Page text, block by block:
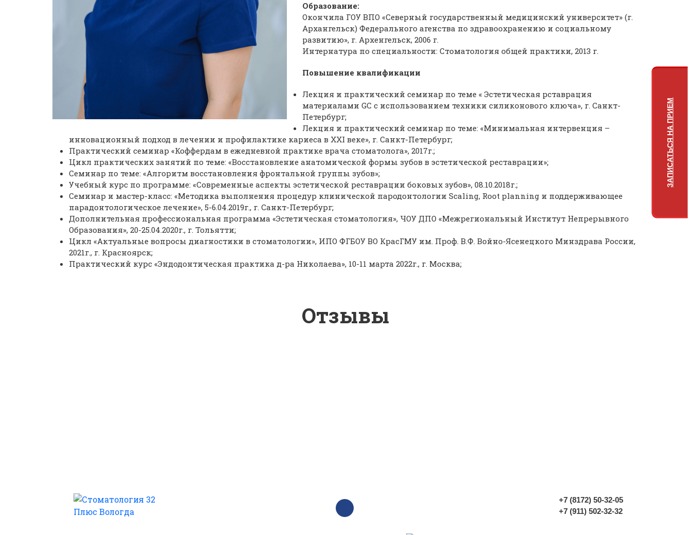
Образование:
Окончила ГОУ ВПО «Северный государственный медицинский университет» (г.
Архангельск) Федерального агенства по здравоохранению и социальному
развитию», г. Архенгельск, 2006 г.
Интернатура по специальности: Стоматология общей практики, 2013 г.
Повышение квалификации
Лекция и практический семинар по теме « Эстетическая рставрация
материалами GC с использованием техники силиконового ключа», г. Санкт-
Петербург;
Лекция и практический семинар по теме: «Минимальная интервенция –
инновационный подход в лечении и профилактике кариеса в ХХI веке», г. Санкт-Петербург;
Практический семинар «Коффердам в ежедневной практике врача стоматолога», 2017г.;
Цикл практических занятий по теме: «Восстановление анатомической формы зубов в эстетической реставрации»;
Семинар по теме: «Алгоритм восстановления фронтальной группы зубов»;
Учебный курс по программе: «Современные аспекты эстетической реставрации боковых зубов», 08.10.2018г.;
Семинар и мастер-класс: «Методика выполнения процедур клинической пародонтологии Scaling, Root planning и поддерживающее
парадонтологическое лечение», 5-6.04.2019г., г. Санкт-Петербург;
Дополнительная профессиональная программа «Эстетическая стоматология», ЧОУ ДПО «Межрегиональный Институт Непрерывного
Образования», 20-25.04.2020г., г. Тольятти;
Цикл «Актуальные вопросы диагностики в стоматологии», ИПО ФГБОУ ВО КрасГМУ им. Проф. В.Ф. Войно-Ясенецкого Минздрава России,
2021г., г. Красноярск;
Практический курс «Эндодонтическая практика д-ра Николаева», 10-11 марта 2022г., г. Москва;
Отзывы
ЗАПИСАТЬСЯ НА ПРИЕМ
+7 (8172) 50-32-05
+7 (911) 502-32-32